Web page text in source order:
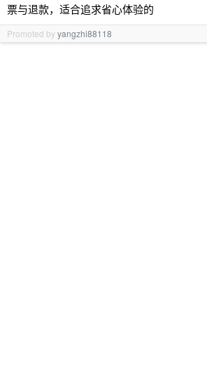
票与退款，适合追求省心体验的
Promoted byyangzhi88118